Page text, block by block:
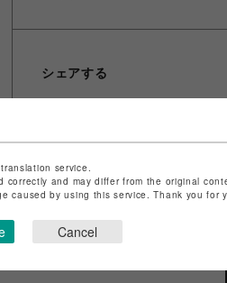
シェアする
service.
and may differ from the original
caused by using this service. Thank you for
Cancel